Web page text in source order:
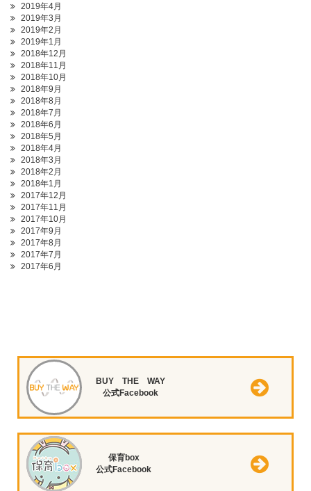
2019年4月
2019年3月
2019年2月
2019年1月
2018年12月
2018年11月
2018年10月
2018年9月
2018年8月
2018年7月
2018年6月
2018年5月
2018年4月
2018年3月
2018年2月
2018年1月
2017年12月
2017年11月
2017年10月
2017年9月
2017年8月
2017年7月
2017年6月
BUY THE WAY
公式Facebook
保育box
公式Facebook